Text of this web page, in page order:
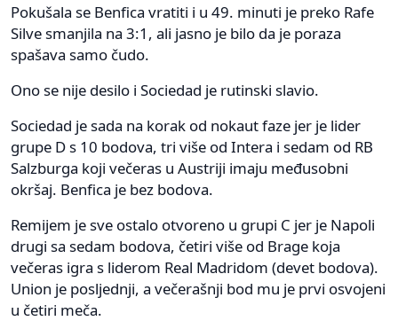
Pokušala se Benfica vratiti i u 49. minuti je preko Rafe
Silve smanjila na 3:1, ali jasno je bilo da je poraza
spašava samo čudo.
Ono se nije desilo i Sociedad je rutinski slavio.
Sociedad je sada na korak od nokaut faze jer je lider
grupe D s 10 bodova, tri više od Intera i sedam od RB
Salzburga koji večeras u Austriji imaju međusobni
okršaj. Benfica je bez bodova.
Remijem je sve ostalo otvoreno u grupi C jer je Napoli
drugi sa sedam bodova, četiri više od Brage koja
večeras igra s liderom Real Madridom (devet bodova).
Union je posljednji, a večerašnji bod mu je prvi osvojeni
u četiri meča.